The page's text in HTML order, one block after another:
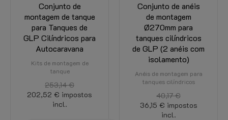
Conjunto de
montagem de tanque
para Tanques de
GLP Cilíndricos para
Autocaravana
Kits de montagem de
tanque
253,14 €
202,52 € impostos
incl.
Conjunto de anéis
de montagem
Ø270mm para
tanques cilíndricos
de GLP (2 anéis com
isolamento)
Anéis de montagem para
tanques cilíndricos
40,17 €
36,15 € impostos
incl.